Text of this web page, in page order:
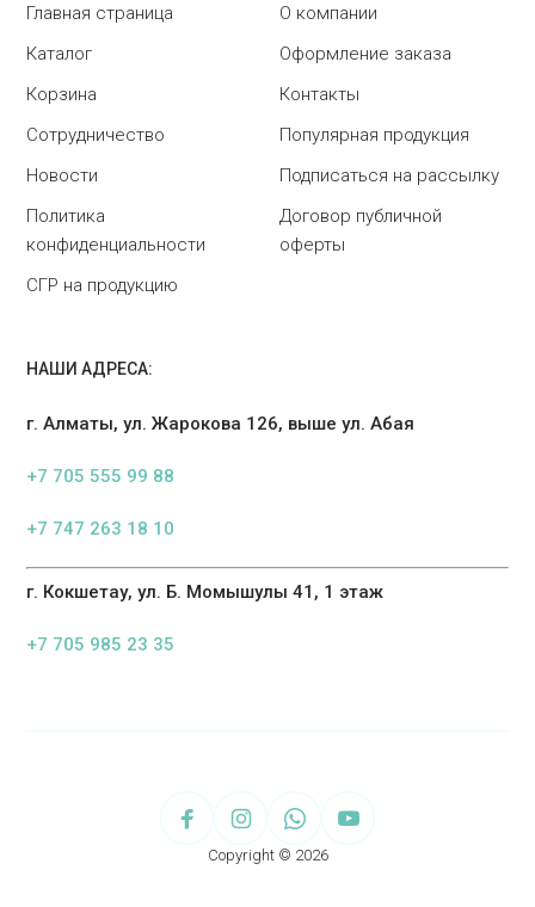
Главная страница
О компании
Каталог
Оформление заказа
Корзина
Контакты
Сотрудничество
Популярная продукция
Новости
Подписаться на рассылку
Политика
конфиденциальности
Договор публичной
оферты
СГР на продукцию
НАШИ АДРЕСА:
г. Алматы, ул. Жарокова 126, выше ул. Абая
+7 705 555 99 88
+7 747 263 18 10
г. Кокшетау, ул. Б. Момышулы 41, 1 этаж
+7 705 985 23 35
Copyright © 2026